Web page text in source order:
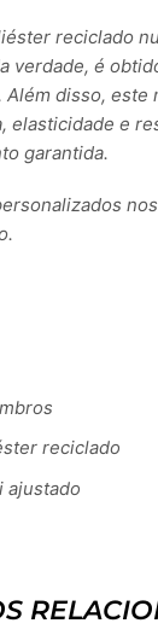
reciclado
verdade, é
disso, este
elasticidade e
garantida.
reciclado
ajustado